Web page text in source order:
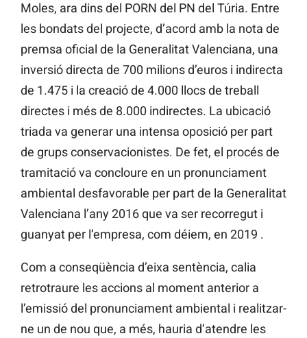
Moles, ara dins del PORN del PN del Túria. Entre
les bondats del projecte, d’acord amb la nota de
premsa oficial de la Generalitat Valenciana, una
inversió directa de 700 milions d’euros i indirecta
de 1.475 i la creació de 4.000 llocs de treball
directes i més de 8.000 indirectes. La ubicació
triada va generar una intensa oposició per part
de grups conservacionistes. De fet, el procés de
tramitació va concloure en un pronunciament
ambiental desfavorable per part de la Generalitat
Valenciana l’any 2016 que va ser recorregut i
guanyat per l’empresa, com déiem, en 2019 .
Com a conseqüència d’eixa sentència, calia
retrotraure les accions al moment anterior a
l’emissió del pronunciament ambiental i realitzar-
ne un de nou que, a més, hauria d’atendre les